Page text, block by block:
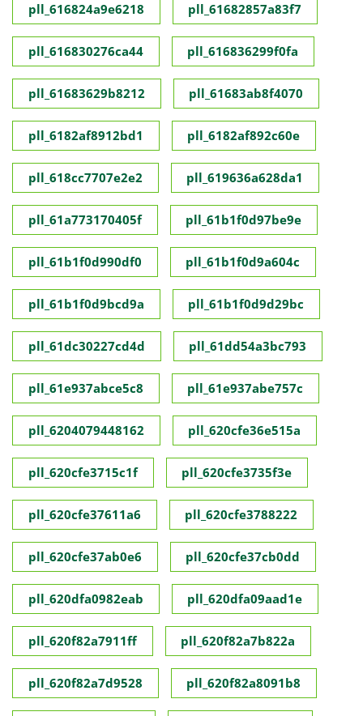
pll_616824a9e6218 pll_61682857a83f7
pll_616830276ca44 pll_616836299f0fa
pll_61683629b8212 pll_61683ab8f4070
pll_6182af8912bd1 pll_6182af892c60e
pll_618cc7707e2e2 pll_619636a628da1
pll_61a773170405f pll_61b1f0d97be9e
pll_61b1f0d990df0 pll_61b1f0d9a604c
pll_61b1f0d9bcd9a pll_61b1f0d9d29bc
pll_61dc30227cd4d pll_61dd54a3bc793
pll_61e937abce5c8 pll_61e937abe757c
pll_6204079448162 pll_620cfe36e515a
pll_620cfe3715c1f pll_620cfe3735f3e
pll_620cfe37611a6 pll_620cfe3788222
pll_620cfe37ab0e6 pll_620cfe37cb0dd
pll_620dfa0982eab pll_620dfa09aad1e
pll_620f82a7911ff pll_620f82a7b822a
pll_620f82a7d9528 pll_620f82a8091b8